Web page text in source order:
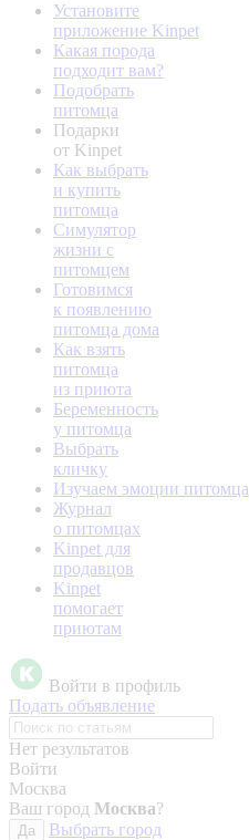
Установите
приложение Kinpet
Какая порода
подходит вам?
Подобрать
питомца
Подарки
от Kinpet
Как выбрать
и купить
питомца
Симулятор
жизни с
питомцем
Готовимся
к появлению
питомца дома
Как взять
питомца
из приюта
Беременность
у питомца
Выбрать
кличку
Изучаем эмоции питомца
Журнал
о питомцах
Kinpet для
продавцов
Kinpet
помогает
приютам
Войти в профиль
Подать объявление
Нет результатов
Войти
Москва
Ваш город Москва?
Да
Выбрать город